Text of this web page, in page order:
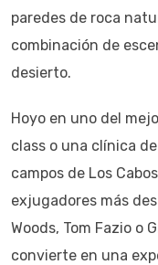
paredes de roca
combinación de
desierto.
Hoyo en uno del
class o una clínica
campos de Los
exjugadores más
Woods, Tom Fazio o
convierte en una